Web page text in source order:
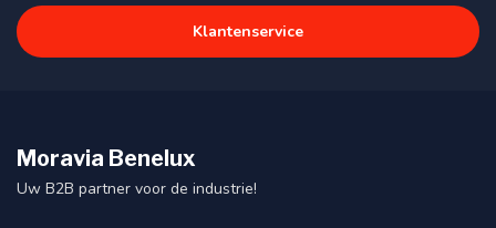
Klantenservice
Moravia Benelux
Uw B2B partner voor de industrie!